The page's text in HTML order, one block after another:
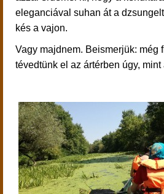
eleganciával suhan át a
kés a vajon.
Vagy majdnem. Beismerjük: még
tévedtünk el az ártérben úgy, mint